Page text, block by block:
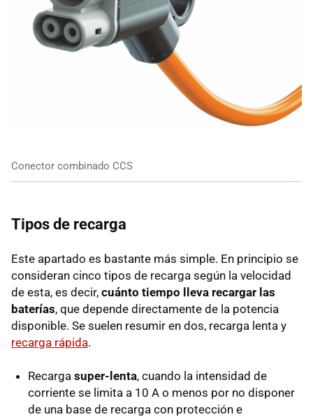
Conector combinado CCS
Tipos de recarga
Este apartado es bastante más simple. En principio se
consideran cinco tipos de recarga según la velocidad
de esta, es decir, cuánto tiempo lleva recargar las
baterías, que depende directamente de la potencia
disponible. Se suelen resumir en dos, recarga lenta y
recarga rápida.
Recarga super-lenta, cuando la intensidad de
corriente se limita a 10 A o menos por no disponer
de una base de recarga con protección e